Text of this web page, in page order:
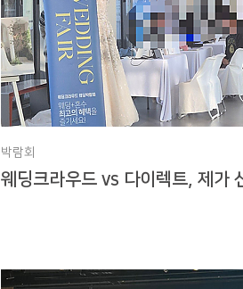
박람회
웨딩크라우드 vs 다이렉트, 제가